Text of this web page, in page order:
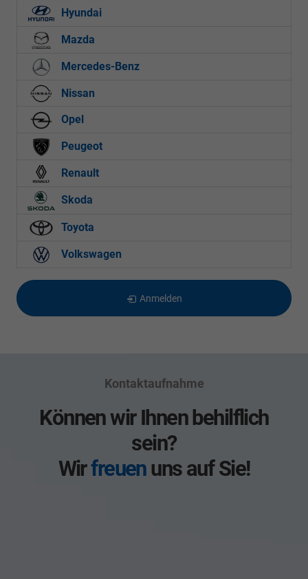
Hyundai
Mazda
Mercedes-Benz
Nissan
Opel
Peugeot
Renault
Skoda
Toyota
Volkswagen
Anmelden
Kontaktaufnahme
Können wir Ihnen behilflich
sein?
Wirfreuenuns auf Sie!